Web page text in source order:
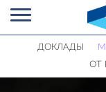
ДОКЛАДЫ
ОТ